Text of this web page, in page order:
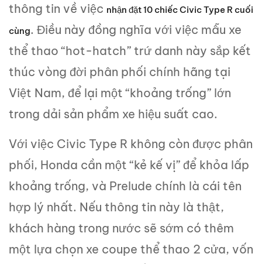
thông tin về việc nhận đặt 10 chiếc Civic Type R cuối
cùng. Điều này đồng nghĩa với việc mẫu xe
thể thao “hot-hatch” trứ danh này sắp kết
thúc vòng đời phân phối chính hãng tại
Việt Nam, để lại một “khoảng trống” lớn
trong dải sản phẩm xe hiệu suất cao.
Với việc Civic Type R không còn được phân
phối, Honda cần một “kẻ kế vị” để khỏa lấp
khoảng trống, và Prelude chính là cái tên
hợp lý nhất. Nếu thông tin này là thật,
khách hàng trong nước sẽ sớm có thêm
một lựa chọn xe coupe thể thao 2 cửa, vốn